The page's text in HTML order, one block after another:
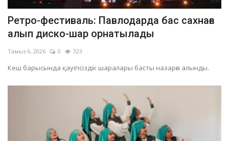
Ретро-фестиваль: Павлодарда бас сахнаға
алып диско-шар орнатылады
Тамыз 6, 2026 0 323
Кеш барысында қауіпсіздік шаралары басты назарға алынды.